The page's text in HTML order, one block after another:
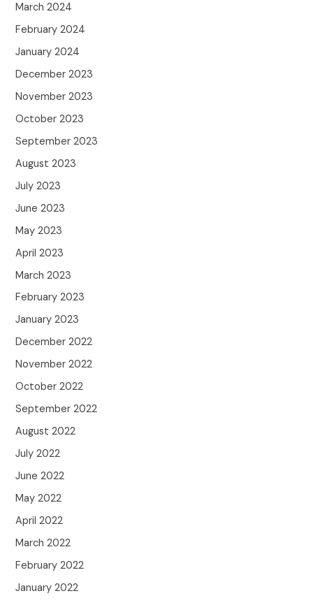
March 2024
February 2024
January 2024
December 2023
November 2023
October 2023
September 2023
August 2023
July 2023
June 2023
May 2023
April 2023
March 2023
February 2023
January 2023
December 2022
November 2022
October 2022
September 2022
August 2022
July 2022
June 2022
May 2022
April 2022
March 2022
February 2022
January 2022